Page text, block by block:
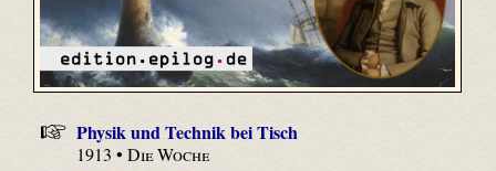
Physik und Technik bei Tisch
1913 •Die Woche